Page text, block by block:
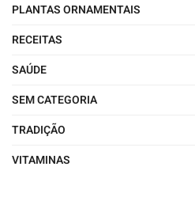
PLANTAS ORNAMENTAIS
RECEITAS
SAÚDE
SEM CATEGORIA
TRADIÇÃO
VITAMINAS